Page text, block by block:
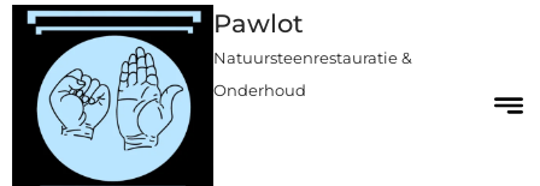
Pawlot
Natuursteenrestauratie &
Onderhoud